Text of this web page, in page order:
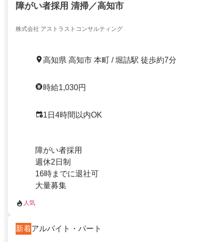
障がい者採用 清掃／高知市
株式会社 アストラストコンサルティング
高知県 高知市 本町 / 堀詰駅 徒歩約7分
時給1,030円
1日4時間以内OK
障がい者採用
週休2日制
16時までに退社可
大量募集
人気
新着アルバイト・パート